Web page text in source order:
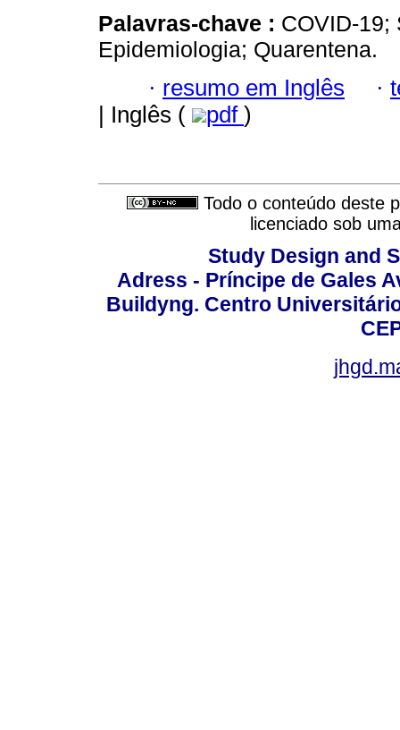
Palavras-chave : COVID-19;
Epidemiologia; Quarentena.
· resumo em Inglês ·
| Inglês (
pdf )
Todo o conteúdo deste
licenciado sob
Study Design and
Adress - Príncipe de Gales
Buildyng. Centro